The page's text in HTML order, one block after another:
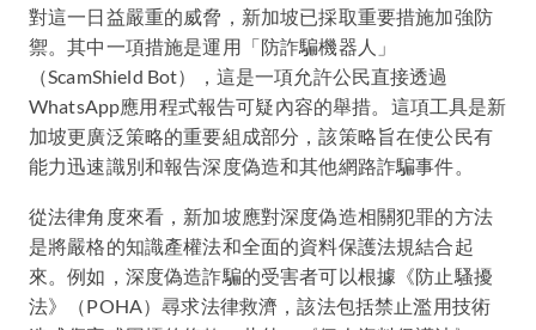
對這一日益嚴重的威脅，新加坡已採取重要措施加強防
禦。其中一項措施是運用「防詐騙機器人」
（ScamShield Bot），這是一項允許公民直接透過
WhatsApp應用程式報告可疑內容的舉措。這項工具是新
加坡更廣泛策略的重要組成部分，該策略旨在使公民有
能力迅速識別和報告深度偽造和其他網路詐騙事件。
從法律角度來看，新加坡應對深度偽造相關犯罪的方法
是將嚴格的知識產權法和全面的資料保護法規結合起
來。例如，深度偽造詐騙的受害者可以根據《防止騷擾
法》（POHA）尋求法律救濟，該法包括禁止濫用技術